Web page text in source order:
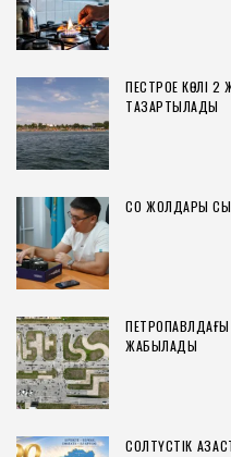
ПЕСТРОЕ КӨЛІ
ТАЗАРТЫЛАДЫ
СҚО ЖОЛДАРЫ
ЖАБЫЛАДЫ
СОЛТҮСТІК